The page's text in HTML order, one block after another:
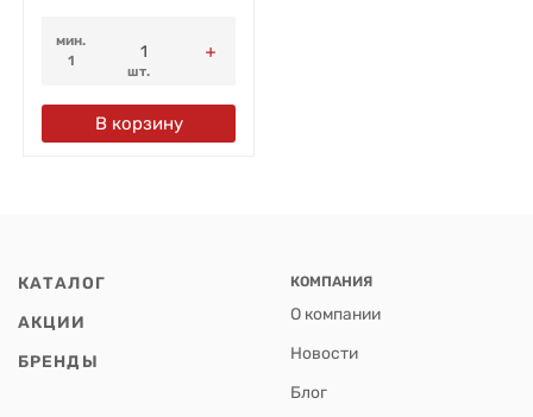
мин.
1
шт.
В корзину
КАТАЛОГ
АКЦИИ
БРЕНДЫ
КОМПАНИЯ
О компании
Новости
Блог